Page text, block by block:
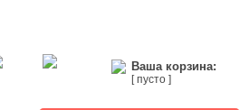
Ваша корзина:
[ пусто ]